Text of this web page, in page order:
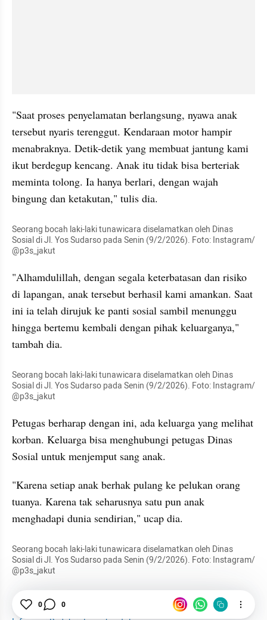
"Saat proses penyelamatan berlangsung, nyawa anak
tersebut nyaris terenggut. Kendaraan motor hampir
menabraknya. Detik-detik yang membuat jantung kami
ikut berdegup kencang. Anak itu tidak bisa berteriak
meminta tolong. Ia hanya berlari, dengan wajah
bingung dan ketakutan," tulis dia.
Seorang bocah laki-laki tunawicara diselamatkan oleh Dinas
Sosial di Jl. Yos Sudarso pada Senin (9/2/2026). Foto: Instagram/
@p3s_jakut
"Alhamdulillah, dengan segala keterbatasan dan risiko
di lapangan, anak tersebut berhasil kami amankan. Saat
ini ia telah dirujuk ke panti sosial sambil menunggu
hingga bertemu kembali dengan pihak keluarganya,"
tambah dia.
Seorang bocah laki-laki tunawicara diselamatkan oleh Dinas
Sosial di Jl. Yos Sudarso pada Senin (9/2/2026). Foto: Instagram/
@p3s_jakut
Petugas berharap dengan ini, ada keluarga yang melihat
korban. Keluarga bisa menghubungi petugas Dinas
Sosial untuk menjemput sang anak.
"Karena setiap anak berhak pulang ke pelukan orang
tuanya. Karena tak seharusnya satu pun anak
menghadapi dunia sendirian," ucap dia.
Seorang bocah laki-laki tunawicara diselamatkan oleh Dinas
Sosial di Jl. Yos Sudarso pada Senin (9/2/2026). Foto: Instagram/
@p3s_jakut
News Anak Jakarta
Motor
0 0